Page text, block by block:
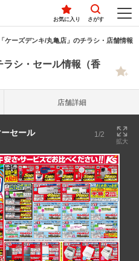
お気に入り さがす
「ケーズデンキ/丸亀店」のチラシ・店舗情報
シ・セール情報（香
店舗詳細
セール 1/2
拡大